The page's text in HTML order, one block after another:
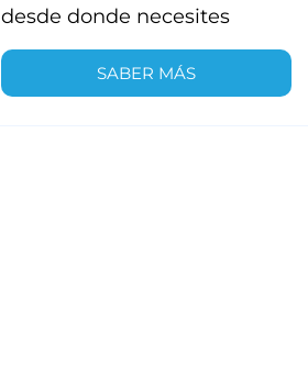
desde donde necesites
SABER MÁS